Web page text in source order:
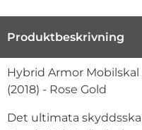
Produktbeskrivning
Hybrid Armor Mobilskal
(2018) - Rose Gold
Det ultimata